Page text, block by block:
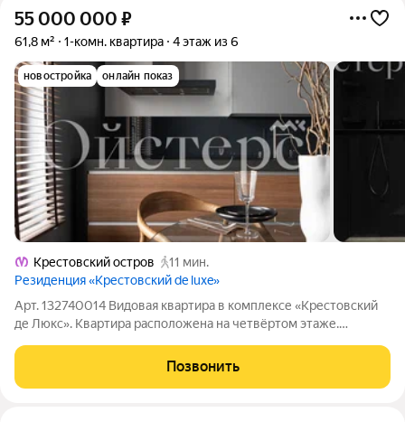
55 000 000 ₽
61,8 м² 1-комн. квартира 4 этаж из 6
новостройка онлайн показ
Крестовский остров
11 мин.
Резиденция «Крестовский de luxe»
Арт. 132740014 Видовая квартира в комплексе «Крестовский
де Люкс». Квартира расположена на четвёртом этаже.
система вентиляции и кондиционирования, увеличенные
двери. Ремонт без амортизации.
Позвонить